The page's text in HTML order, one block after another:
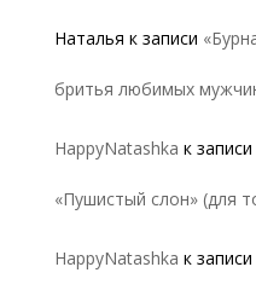
Наталья к записи
бритья любимых
HappyNatashka к записи
«Пушистый слон» (для
HappyNatashka к записи